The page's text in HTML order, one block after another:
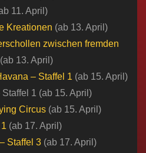
11. April)
Kreationen (ab 13. April)
zwischen fremden
(ab 13. April)
– Staffel 1 (ab 15. April)
1 (ab 15. April)
Circus​ ​(ab 15. April)​
(ab 17. April)
Staffel 3 (ab 17. April)